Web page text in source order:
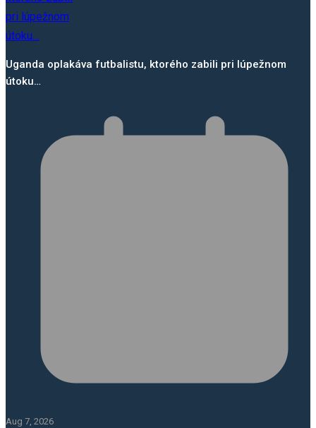
Uganda oplakáva futbalistu, ktorého zabili pri lúpežnom
útoku…
Aug 7, 2026